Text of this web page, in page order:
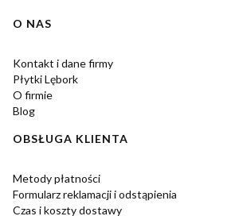
Linki w stopce
O NAS
Kontakt i dane firmy
Płytki Lębork
O firmie
Blog
OBSŁUGA KLIENTA
Metody płatności
Formularz reklamacji i odstąpienia
Czas i koszty dostawy